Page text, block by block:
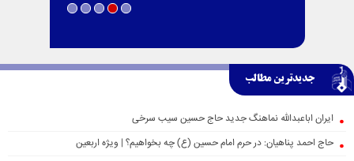
جدیدترین مطالب
ایران اباعبدالله نماهنگ جدید حاج حسین سیب سرخی
حاج احمد پناهیان: در حرم امام حسین (ع) چه بخواهیم؟ | ویژه اربعین